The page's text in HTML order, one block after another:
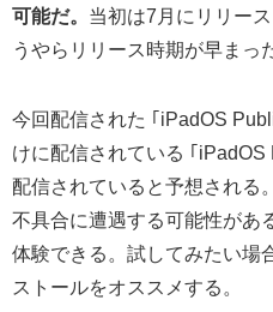
可能だ。 当初は7月にリリー
うやらリリース時期が早まっ
今回配信された ｢iPadOS
けに配信されている ｢
配信されていると予想される
不具合に遭遇する可能性があ
体験できる。試してみたい場
ストールをオススメする。